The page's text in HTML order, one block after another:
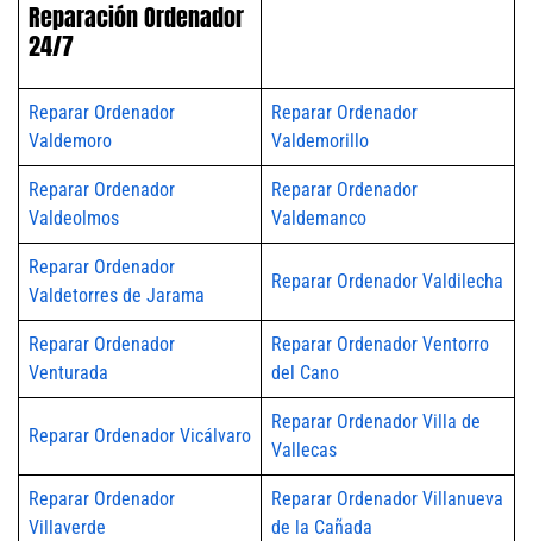
Reparación Ordenador
24/7
Reparar Ordenador
Valdemoro
Reparar Ordenador
Valdemorillo
Reparar Ordenador
Valdeolmos
Reparar Ordenador
Valdemanco
Reparar Ordenador
Valdetorres de Jarama
Reparar Ordenador Valdilecha
Reparar Ordenador
Venturada
Reparar Ordenador Ventorro
del Cano
Reparar Ordenador Vicálvaro
Reparar Ordenador Villa de
Vallecas
Reparar Ordenador
Villaverde
Reparar Ordenador Villanueva
de la Cañada